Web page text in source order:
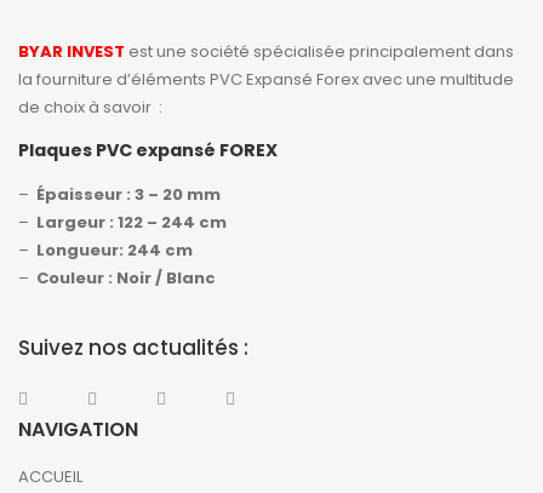
BYAR INVEST est une société spécialisée principalement dans
la fourniture d’éléments PVC Expansé Forex avec une multitude
de choix à savoir :
Plaques PVC expansé FOREX
– Épaisseur : 3 – 20 mm
– Largeur : 122 – 244 cm
– Longueur: 244 cm
– Couleur : Noir / Blanc
Suivez nos actualités :
NAVIGATION
ACCUEIL